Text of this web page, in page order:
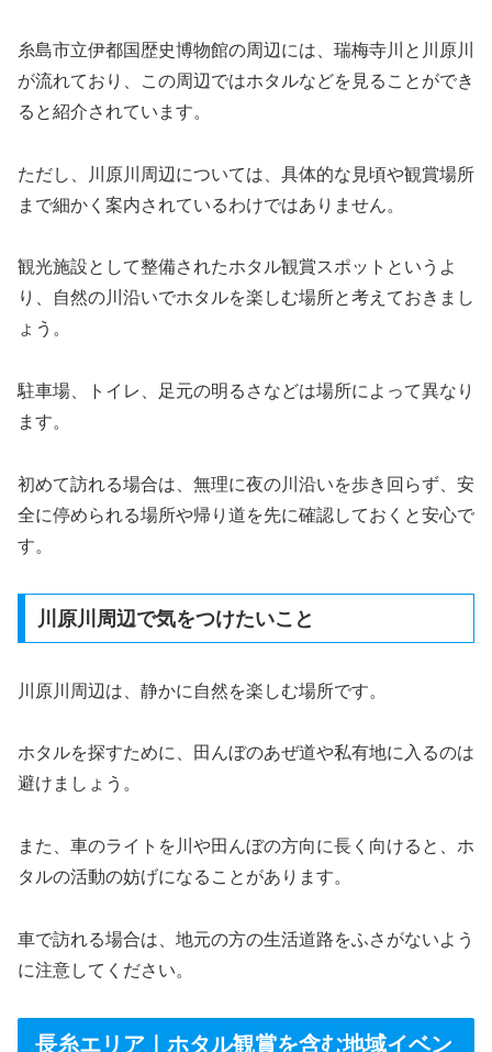
糸島市立伊都国歴史博物館の周辺には、瑞梅寺川と川原川
が流れており、この周辺ではホタルなどを見ることができ
ると紹介されています。
ただし、川原川周辺については、具体的な見頃や観賞場所
まで細かく案内されているわけではありません。
観光施設として整備されたホタル観賞スポットというよ
り、自然の川沿いでホタルを楽しむ場所と考えておきまし
ょう。
駐車場、トイレ、足元の明るさなどは場所によって異なり
ます。
初めて訪れる場合は、無理に夜の川沿いを歩き回らず、安
全に停められる場所や帰り道を先に確認しておくと安心で
す。
川原川周辺で気をつけたいこと
川原川周辺は、静かに自然を楽しむ場所です。
ホタルを探すために、田んぼのあぜ道や私有地に入るのは
避けましょう。
また、車のライトを川や田んぼの方向に長く向けると、ホ
タルの活動の妨げになることがあります。
車で訪れる場合は、地元の方の生活道路をふさがないよう
に注意してください。
長糸エリア｜ホタル観賞を含む地域イベン